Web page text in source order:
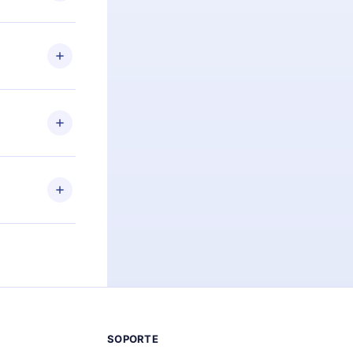
Por
el
de
más de
leer o
iOS,
momento
SOPORTE